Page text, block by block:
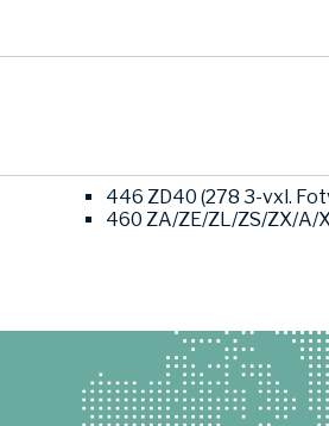
446 ZD40 (278 3-vxl.
460 ZA/ZE/ZL/ZS/ZX/A/